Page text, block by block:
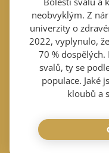
neobvyklým. Z
univerzity o
2022, vyplynulo,
70 %
svalů, ty se
populace. Jaké
kloubů a